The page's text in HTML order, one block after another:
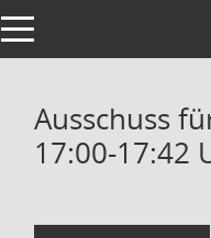
Toggle navigation
Ausschuss
17:00-17:42